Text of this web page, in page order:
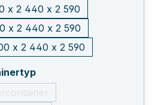
x 2 440 x 2 590
x 2 440 x 2 590
x 2 440 x 2 590
auswählen